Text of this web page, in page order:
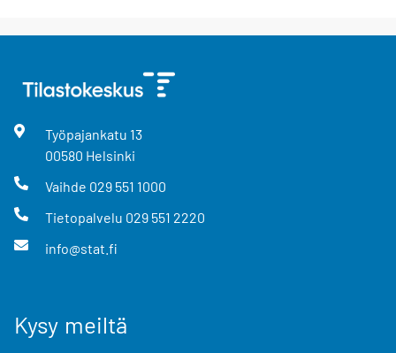
Työpajankatu 13
00580 Helsinki
Vaihde 029 551 1000
Tietopalvelu 029 551 2220
info@stat.fi
Kysy meiltä